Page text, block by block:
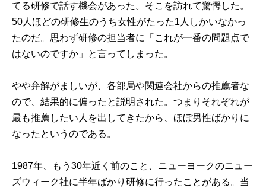
てる研修で話す機会があった。そこを訪れて驚愕した。
50人ほどの研修生のうち女性がたった1人しかいなかっ
たのだ。思わず研修の担当者に「これが一番の問題点で
はないのですか」と言ってしまった。
やや弁解がましいが、各部局や関連会社からの推薦者な
ので、結果的に偏ったと説明された。つまりそれぞれが
最も推薦したい人を出してきたから、ほぼ男性ばかりに
なったというのである。
1987年、もう30年近く前のこと、ニューヨークのニュー
ズウィーク社に半年ばかり研修に行ったことがある。当